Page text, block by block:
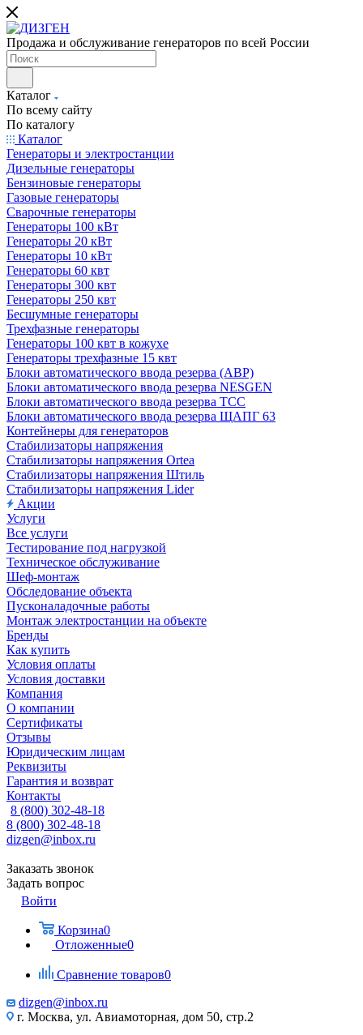
Продажа и обслуживание генераторов по всей России
Каталог
По всему сайту
По каталогу
Каталог
Генераторы и электростанции
Дизельные генераторы
Бензиновые генераторы
Газовые генераторы
Сварочные генераторы
Генераторы 100 кВт
Генераторы 20 кВт
Генераторы 10 кВт
Генераторы 60 квт
Генераторы 300 квт
Генераторы 250 квт
Бесшумные генераторы
Трехфазные генераторы
Генераторы 100 квт в кожухе
Генераторы трехфазные 15 квт
Блоки автоматического ввода резерва (АВР)
Блоки автоматического ввода резерва NESGEN
Блоки автоматического ввода резерва ТСС
Блоки автоматического ввода резерва ЩАПГ 63
Контейнеры для генераторов
Стабилизаторы напряжения
Стабилизаторы напряжения Ortea
Стабилизаторы напряжения Штиль
Стабилизаторы напряжения Lider
Акции
Услуги
Все услуги
Тестирование под нагрузкой
Техническое обслуживание
Шеф-монтаж
Обследование объекта
Пусконаладочные работы
Монтаж электростанции на объекте
Бренды
Как купить
Условия оплаты
Условия доставки
Компания
О компании
Сертификаты
Отзывы
Юридическим лицам
Реквизиты
Гарантия и возврат
Контакты
8 (800) 302-48-18
8 (800) 302-48-18
dizgen@inbox.ru
Заказать звонок
Задать вопрос
Войти
Корзина0
Отложенные0
Сравнение товаров0
dizgen@inbox.ru
г. Москва, ул. Авиамоторная, дом 50, стр.2